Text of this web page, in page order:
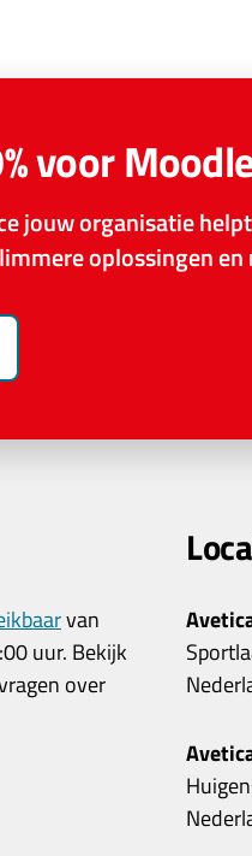
voor
jouw organisatie
oplossingen
van
uur. Bekijk
over